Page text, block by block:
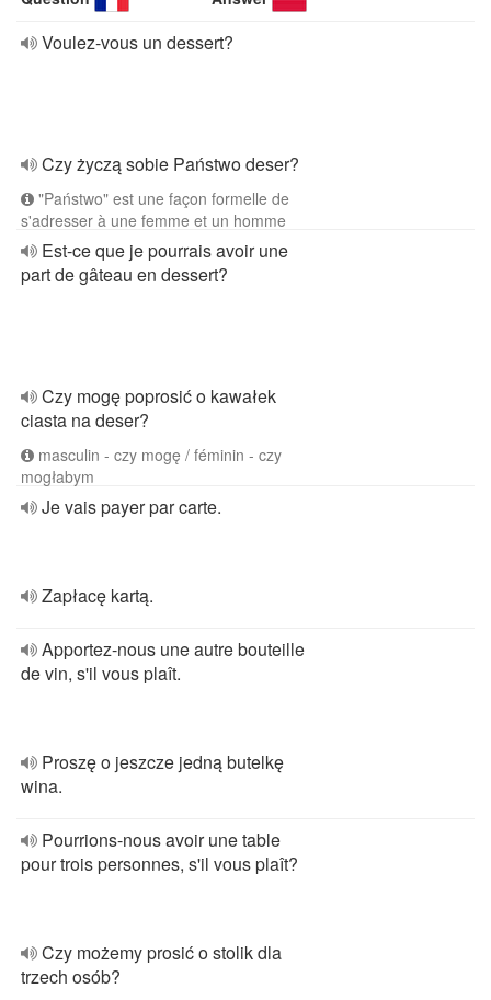
Voulez-vous un dessert?
Czy życzą sobie Państwo deser?
"Państwo" est une façon formelle de
s'adresser à une femme et un homme
Est-ce que je pourrais avoir une
part de gâteau en dessert?
Czy mogę poprosić o kawałek
ciasta na deser?
masculin - czy mogę / féminin - czy
mogłabym
Je vais payer par carte.
Zapłacę kartą.
Apportez-nous une autre bouteille
de vin, s'il vous plaît.
Proszę o jeszcze jedną butelkę
wina.
Pourrions-nous avoir une table
pour trois personnes, s'il vous plaît?
Czy możemy prosić o stolik dla
trzech osób?